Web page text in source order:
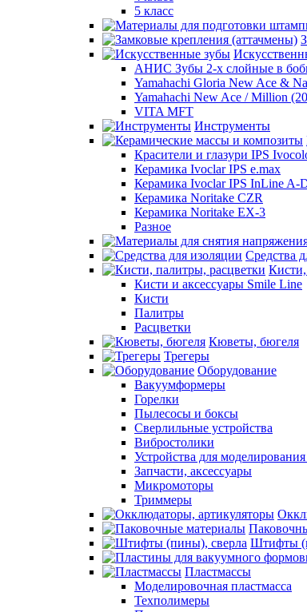
5 класс
АНИС Зубы 2-х слойные в
Yamahachi Gloria New Ace &
Yamahachi New Ace / Million
VITA MFT
Инструменты
Красители и глазури IPS
Керамика Ivoclar IPS e.max
Керамика Ivoclar IPS InLine A-
Керамика Noritake CZR
Керамика Noritake EX-3
Разное
Средства
Кисти и аксессуары Smile Line
Кисти
Палитры
Расцветки
Кюветы, бюгеля
Трегеры
Оборудование
Вакуумформеры
Горелки
Пылесосы и боксы
Сверлильные устройства
Вибростолики
Устройства для
Запчасти, аксессуары
Микромоторы
Триммеры
Штифты
Пластмассы
Моделировочная пластмасса
Техполимеры